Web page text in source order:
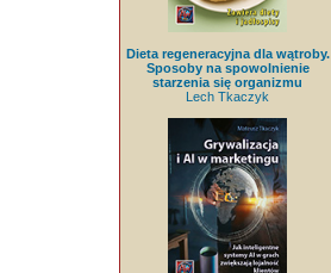
Dieta regeneracyjna dla wątroby.
Sposoby na spowolnienie
starzenia się organizmu
Lech Tkaczyk